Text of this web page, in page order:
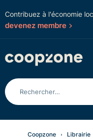
Contribuez à l'économie
devenez membre
Coopzone Librairie